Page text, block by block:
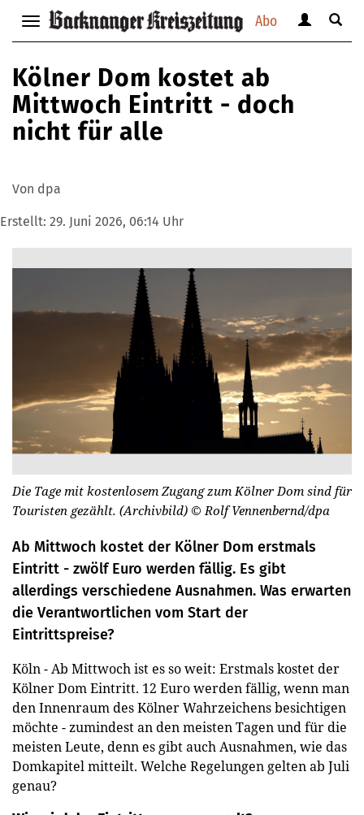
Abo
Navigation
anzeigen
bzw.
verbergen
anzeigen
Suche
Kölner Dom kostet ab
Mittwoch Eintritt - doch
nicht für alle
Von dpa
Erstellt: 29. Juni 2026, 06:14 Uhr
Die Tage mit kostenlosem Zugang zum Kölner Dom sind für
Touristen gezählt. (Archivbild) © Rolf Vennenbernd/dpa
Ab Mittwoch kostet der Kölner Dom erstmals
Eintritt - zwölf Euro werden fällig. Es gibt
allerdings verschiedene Ausnahmen. Was erwarten
die Verantwortlichen vom Start der
Eintrittspreise?
Köln - Ab Mittwoch ist es so weit: Erstmals kostet der
Kölner Dom Eintritt. 12 Euro werden fällig, wenn man
den Innenraum des Kölner Wahrzeichens besichtigen
möchte - zumindest an den meisten Tagen und für die
meisten Leute, denn es gibt auch Ausnahmen, wie das
Domkapitel mitteilt. Welche Regelungen gelten ab Juli
genau?